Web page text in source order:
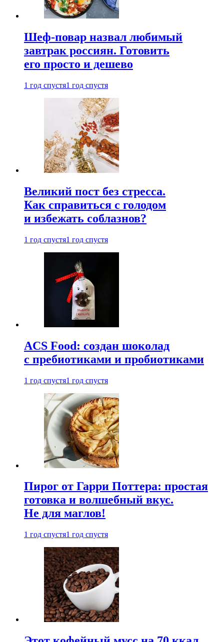
Шеф-повар назвал любимый
завтрак россиян. Готовить
его просто и дешево
1 год спустя1 год спустя
Великий пост без стресса.
Как справиться с голодом
и избежать соблазнов?
1 год спустя1 год спустя
ACS Food: создан шоколад
с пребиотиками и пробиотиками
1 год спустя1 год спустя
Пирог от Гарри Поттера: простая
готовка и волшебный вкус.
Не для маглов!
1 год спустя1 год спустя